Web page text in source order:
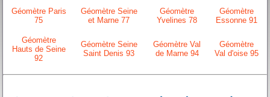
Géomètre Paris
75
Géomètre Seine
et Marne 77
Géomètre
Yvelines 78
Géomètre
Essonne 91
Géomètre
Hauts de Seine
92
Géomètre Seine
Saint Denis 93
Géomètre Val
de Marne 94
Géomètre
Val d'oise 95